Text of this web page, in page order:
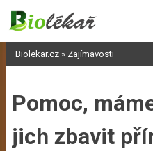
Skip
content
Biolekar.cz» Zajímavosti
Pomoc,
jich zbavit